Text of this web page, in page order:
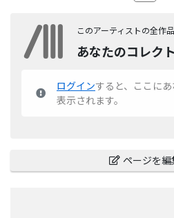
このアーティストの全作
あなたのコレク
ログインすると、ここに
表示されます。
ページを編